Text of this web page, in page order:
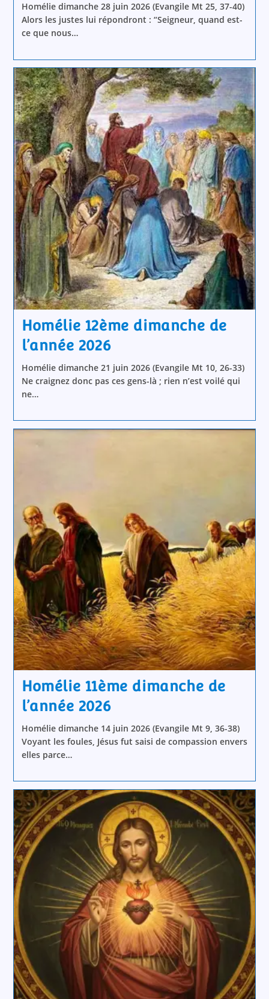
Homélie dimanche 28 juin 2026 (Evangile Mt 25, 37-40)
Alors les justes lui répondront : “Seigneur, quand est-
ce que nous…
Homélie 12ème dimanche de
l’année 2026
Homélie dimanche 21 juin 2026 (Evangile Mt 10, 26-33)
Ne craignez donc pas ces gens-là ; rien n’est voilé qui
ne…
Homélie 11ème dimanche de
l’année 2026
Homélie dimanche 14 juin 2026 (Evangile Mt 9, 36-38)
Voyant les foules, Jésus fut saisi de compassion envers
elles parce…